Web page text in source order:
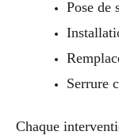
Pose de
Serrure
Chaque